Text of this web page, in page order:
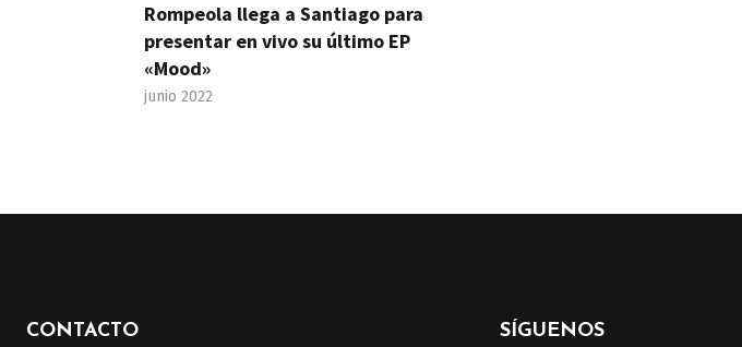
Rompeola llega a Santiago para
presentar en vivo su último EP
«Mood»
junio 2022
CONTACTO SÍGUENOS